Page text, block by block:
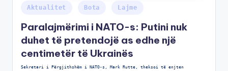
Aktualitet Bota Lajme
Paralajmërimi i NATO-s: Putini nuk
duhet të pretendojë as edhe një
centimetër të Ukrainës
Sekretari i Përgjithshëm i NATO-s, Mark Rutte, theksoi të enjten